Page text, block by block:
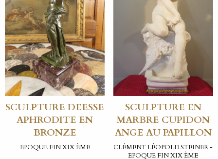
SCULPTURE DEESSE
APHRODITE EN
BRONZE
EPOQUE FIN XIX ÈME
SCULPTURE EN
MARBRE CUPIDON
ANGE AU PAPILLON
CLÉMENT LÉOPOLD STEINER -
EPOQUE FIN XIX ÈME